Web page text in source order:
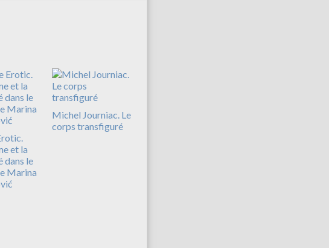
et la
dans le
Marina
Michel Journiac. Le
corps transfiguré